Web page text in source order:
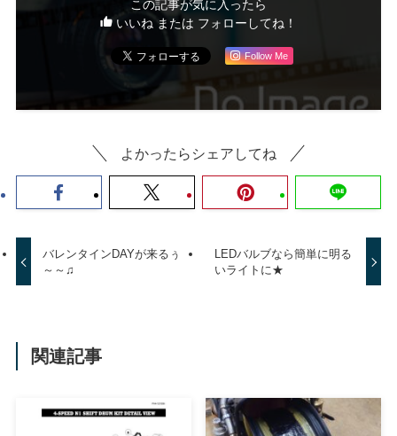
この記事が気に入ったら
いいね または フォローしてね！
Follow Me
よかったらシェアしてね
バレンタインDAYが来るぅ
～～♫
LEDバルブなら簡単に明る
いライトに★
関連記事